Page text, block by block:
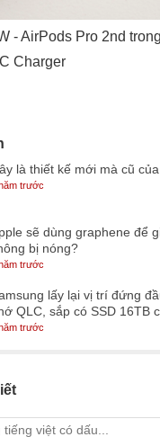
- AirPods Pro 2nd
Charger
là thiết kế mới mà cũ
trước
sẽ dùng graphene để
bị nóng?
trước
lấy lại vị trí đứng
QLC, sắp có SSD 16TB
trước